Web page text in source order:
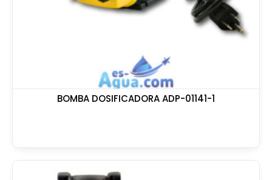
BOMBA DOSIFICADORA ADP-01141-1